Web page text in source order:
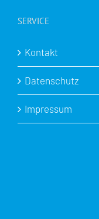
SERVICE
Kontakt
Datenschutz
Impressum